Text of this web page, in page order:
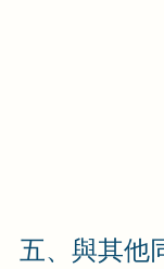
五、與其他